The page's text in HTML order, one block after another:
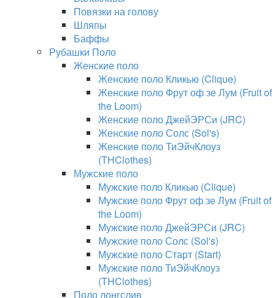
Повязки на голову
Шляпы
Баффы
Рубашки Поло
Женские поло
Женские поло Кликью (Clique)
Женские поло Фрут оф зе Лум (Fruit of
the Loom)
Женские поло ДжейЭРСи (JRC)
Женские поло Солс (Sol's)
Женские поло ТиЭйчКлоуз
(THClothes)
Мужские поло
Мужские поло Кликью (Clique)
Мужские поло Фрут оф зе Лум (Fruit of
the Loom)
Мужские поло ДжейЭРСи (JRC)
Мужские поло Солс (Sol's)
Мужские поло Старт (Start)
Мужские поло ТиЭйчКлоуз
(THClothes)
Поло лонгслив